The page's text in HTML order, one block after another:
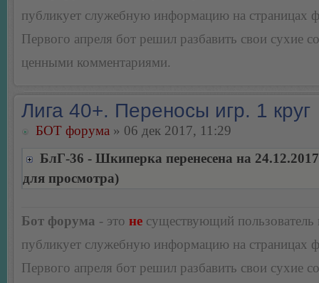
публикует служебную информацию на страницах
Первого апреля бот решил разбавить свои сухие
ценными комментариями.
Лига 40+. Переносы игр. 1 круг
БОТ форума » 06 дек 2017, 11:29
БлГ-36 - Шкиперка перенесена на
для просмотра)
Бот форума - это не существующий пользователь
публикует служебную информацию на страницах
Первого апреля бот решил разбавить свои сухие